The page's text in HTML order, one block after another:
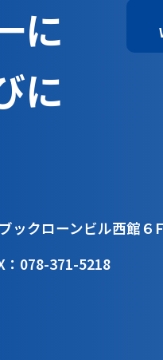
に
に
ブックローンビル西館６F
：078-371-5218